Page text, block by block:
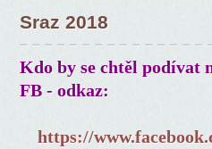
Sraz 2018
Kdo by se chtěl podívat
FB - odkaz:
https://